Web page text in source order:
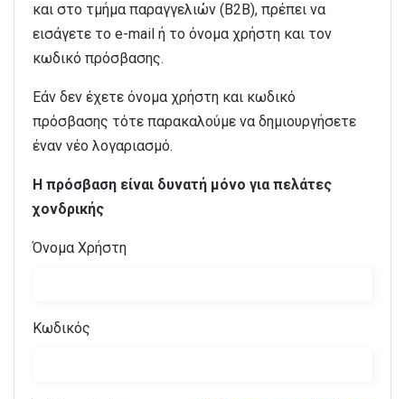
και στο τμήμα παραγγελιών (B2B), πρέπει να
εισάγετε το e-mail ή το όνομα χρήστη και τον
κωδικό πρόσβασης.
Εάν δεν έχετε όνομα χρήστη και κωδικό
πρόσβασης τότε παρακαλούμε να δημιουργήσετε
έναν νέο λογαριασμό.
Η πρόσβαση είναι δυνατή μόνο για πελάτες
χονδρικής
Όνομα Χρήστη
Κωδικός